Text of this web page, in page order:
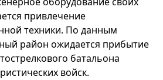
привлечение
техники. По данным
район ожидается прибытие
батальона
войск.